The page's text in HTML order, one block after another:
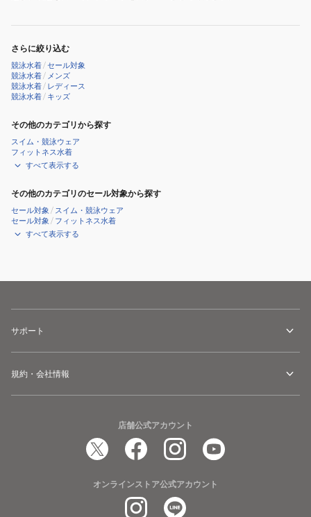
さらに絞り込む
競泳水着/セール対象
競泳水着/ メンズ
競泳水着/ レディース
競泳水着/ キッズ
その他のカテゴリから探す
スイム・競泳ウェア
フィットネス水着
すべて表示する
その他のカテゴリのセール対象から探す
セール対象 / スイム・競泳ウェア
セール対象 / フィットネス水着
すべて表示する
サポート
規約・会社情報
店舗公式アカウント
オンラインストア公式アカウント